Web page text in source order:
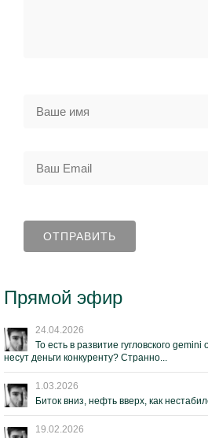
Прямой эфир
24.04.2026
То есть в развитие гугловского
несут деньги конкуренту? Странно...
1.03.2026
Биток вниз, нефть вверх, как
19.02.2026